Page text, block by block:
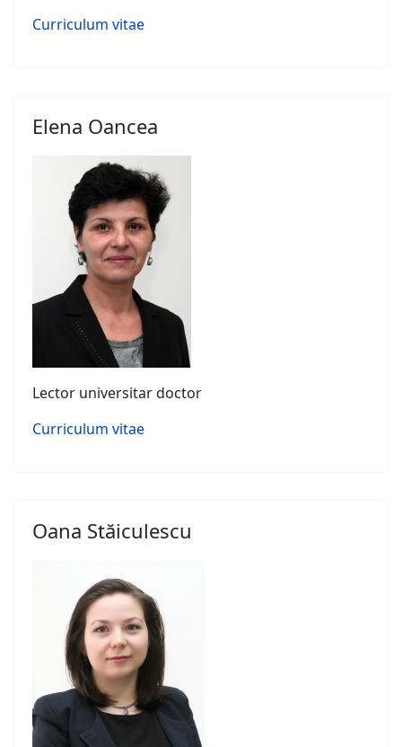
Curriculum vitae
Elena Oancea
Lector universitar doctor
Curriculum vitae
Oana Stăiculescu